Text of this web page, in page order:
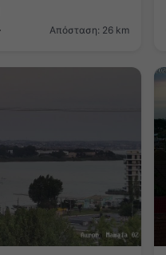
Απόσταση: 26 km